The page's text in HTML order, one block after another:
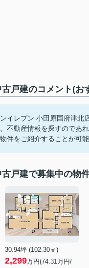
戸建のコメント(お
イレブン 小田原国府津
不動産情報を探すのであ
件をご紹介することが可能
戸建で募集中の物
30.94坪 (102.30㎡)
2,299万円(74.31万円/